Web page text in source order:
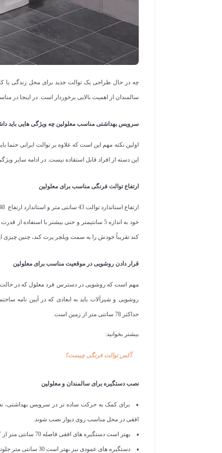
چه در حال طراحی یک توالت جدید برای محل زندگی یا
سالمندان از اهمیت بالایی برخوردار است. در اینجا در
سرویس بهداشتی مناسب معلولین چه ویژگی هایی باید
اولین نکته مهم این است که علاوه بر توالت ایرانی حتما
این دسته از افراد قابل استفاده نیست. در ادامه سایر
ارتفاع توالت فرنگی مناسب برای معلولین
خود به اندازه 5 سانتیمتر و حتی بیشتر با
کند تقریباً خودش را به سمت ویلچر پرت کند، چنین
قرار دادن روشویی در موقعیت مناسب برای معلولین
مهم است که روشویی در دسترس فرد معلول که در حالت
روشویی و شیرآلات باید به ابعادی که در آیین نامه
حداکثر 78 سانتی متر از زمین است.
بیشتر بخوانید:
آکس توالت فرنگی چیست؟
نصب دستگیره برای سالمندان و معلولین
برای کمک به حرکت ساده تر در سرویس بهداشتی،
افقی در محل مناسب روی دیوار نصب شوند.
بهتر است دستگیره های افقی فاصله 70 سانتی متر از کف سرویس بهداشتی و 20 سانتی متر جلوتر از کاسه دستشویی داشته باشند.
دستگیره های عمودی نیز بهتر است 30 سانتی متر جلوتر از کاسه و 40 سانتی متر بالاتر از نشیمن توالت باشند.